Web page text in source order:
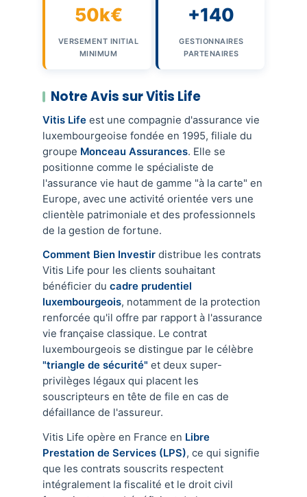
50k€
VERSEMENT INITIAL
MINIMUM
+140
GESTIONNAIRES
PARTENAIRES
Notre Avis sur Vitis Life
Vitis Life est une compagnie d'assurance vie
luxembourgeoise fondée en 1995, filiale du
groupe Monceau Assurances. Elle se
positionne comme le spécialiste de
l'assurance vie haut de gamme "à la carte" en
Europe, avec une activité orientée vers une
clientèle patrimoniale et des professionnels
de la gestion de fortune.
Comment Bien Investir distribue les contrats
Vitis Life pour les clients souhaitant
bénéficier ducadre prudentiel
luxembourgeois, notamment de la protection
renforcée qu'il offre par rapport à l'assurance
vie française classique. Le contrat
luxembourgeois se distingue par le célèbre
"triangle de sécurité" et deux super-
privilèges légaux qui placent les
souscripteurs en tête de file en cas de
défaillance de l'assureur.
Vitis Life opère en France en Libre
Prestation de Services (LPS), ce qui signifie
que les contrats souscrits respectent
intégralement la fiscalité et le droit civil